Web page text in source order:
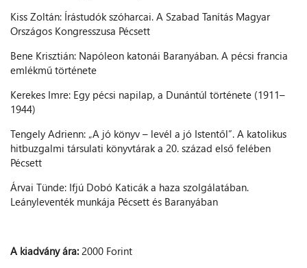
Kiss Zoltán: Írástudók szóharcai. A Szabad Tanítás Magyar
Országos Kongresszusa Pécsett
Bene Krisztián: Napóleon katonái Baranyában. A pécsi francia
emlékmű története
Kerekes Imre: Egy pécsi napilap, a Dunántúl története (1911–
1944)
Tengely Adrienn: „A jó könyv – levél a jó Istentől”. A katolikus
hitbuzgalmi társulati könyvtárak a 20. század első felében
Pécsett
Árvai Tünde: Ifjú Dobó Katicák a haza szolgálatában.
Leányleventék munkája Pécsett és Baranyában
A kiadvány ára: 2000 Forint